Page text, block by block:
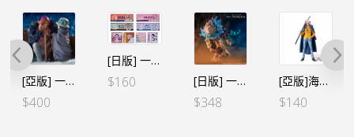
[亞版] 一番くじ -情感回憶- 尾賞 羅&柯拉松
$400
[日版] 一番くじ -情感回憶- G賞 毛巾 (全８種SET)
$160 [日版] 一番くじ 鬼ヶ島EX-B賞 幻獸大和
$348
[亞版]海賊王DXF～THE GRANDLINE MEN～和之國 vol.19 特拉法爾嘉·D·沃特爾·羅
$140